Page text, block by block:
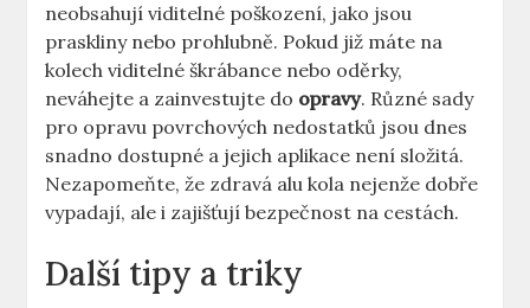
neobsahují viditelné poškození, jako jsou
praskliny nebo prohlubně. Pokud již máte na
kolech viditelné škrábance nebo oděrky,
neváhejte a zainvestujte do opravy. Různé sady
pro opravu povrchových nedostatků jsou dnes
snadno dostupné a jejich aplikace není složitá.
Nezapomeňte, že zdravá alu kola nejenže dobře
vypadají, ale i zajišťují bezpečnost na cestách.
Další tipy a triky